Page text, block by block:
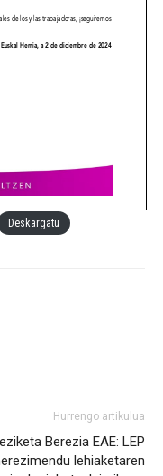
Deskargatu
Hurrengo artikulua
Berezia EAE: LEP
lehiaketaren